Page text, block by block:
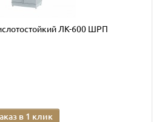
ЛК-600 ШРП
в 1 клик